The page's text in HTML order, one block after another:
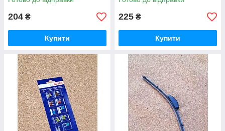
204 ₴
Купити
225 ₴
Купити